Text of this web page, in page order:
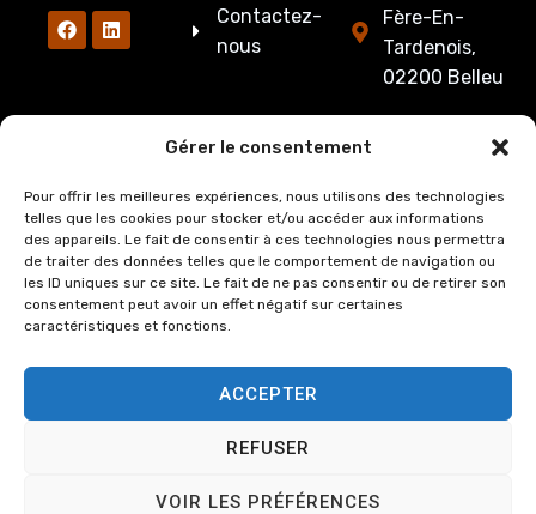
Gérer le consentement
Pour offrir les meilleures expériences, nous utilisons des technologies
telles que les cookies pour stocker et/ou accéder aux informations
des appareils. Le fait de consentir à ces technologies nous permettra
de traiter des données telles que le comportement de navigation ou
les ID uniques sur ce site. Le fait de ne pas consentir ou de retirer son
consentement peut avoir un effet négatif sur certaines
caractéristiques et fonctions.
ACCEPTER
REFUSER
VOIR LES PRÉFÉRENCES
Contactez-
nous
Fère-En-
Tardenois,
02200 Belleu
Du lundi au
jeudi : de
8h00 à 12h15
17h00.